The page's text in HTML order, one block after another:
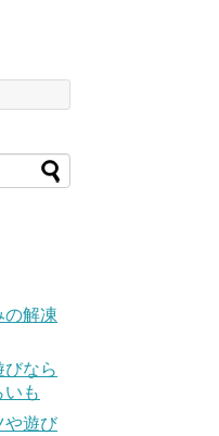
の解凍
なら
いも
や遊び